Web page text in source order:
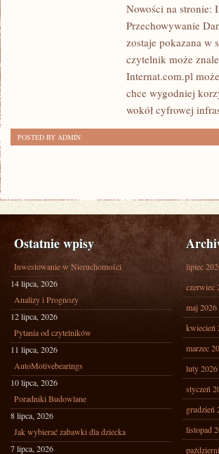
Nowości na stronie:
Przechowywanie
zostaje pokazana w
czytelnik może
Internat.com.pl
chce wygodniej
wokół cyfrowej
POSTED BY ADMIN
Ostatnie wpisy
Inwestowanie w Nieruchomości
14 lipca, 2026
Analizy i Prognozy
12 lipca, 2026
Pytania od czytelników
11 lipca, 2026
AutoMotivebearings
10 lipca, 2026
Poradniki Budowlane
8 lipca, 2026
Jak wybierać zabawki dla dziecka
7 lipca, 2026
lipiec
czerwiec
maj 2026
kwiecień
marzec
luty 2026
styczeń
grudzień
listopad